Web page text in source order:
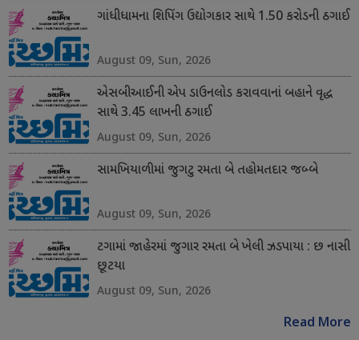
ગાંધીધામના શિપિંગ ઉદ્યોગકાર સાથે 1.50 કરોડની ઠગાઈ
August 09, Sun, 2026
એસબીઆઈની એપ ડાઉનલોડ કરાવવાનાં બહાને વૃદ્ધ
સાથે 3.45 લાખની ઠગાઈ
August 09, Sun, 2026
સામખિયાળીમાં જુગટુ રમતા બે તહોમતદાર જબ્બે
August 09, Sun, 2026
ટગામાં જાહેરમાં જુગાર રમતા બે ખેલી ઝડપાયા : છ નાસી
છૂટયા
August 09, Sun, 2026
Read More